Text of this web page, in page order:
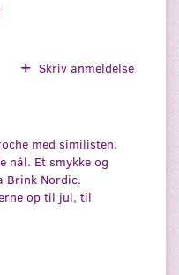
Skriv anmeldelse
med similisten.
nål. Et smykke og
Brink Nordic.
op til jul, til